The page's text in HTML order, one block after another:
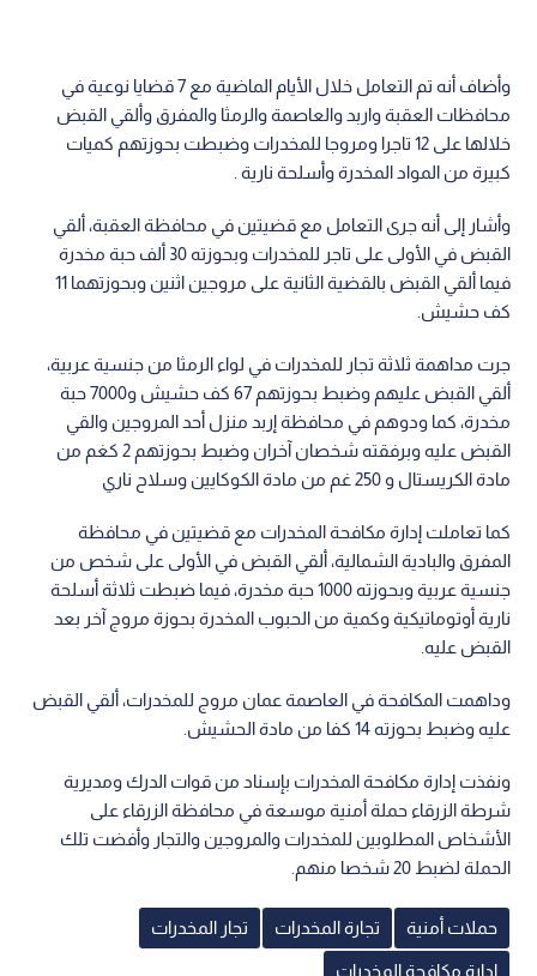
وأضاف أنه تم التعامل خلال الأيام الماضية مع 7 قضايا نوعية في
محافظات العقبة واربد والعاصمة والرمثا والمفرق وألقي القبض
خلالها على 12 تاجرا ومروجا للمخدرات وضبطت بحوزتهم كميات
كبيرة من المواد المخدرة وأسلحة نارية .
وأشار إلى أنه جرى التعامل مع قضيتين في محافظة العقبة، ألقي
القبض في الأولى على تاجر للمخدرات وبحوزته 30 ألف حبة مخدرة
فيما ألقي القبض بالقضية الثانية على مروجين اثنين وبحوزتهما 11
كف حشيش.
جرت مداهمة ثلاثة تجار للمخدرات في لواء الرمثا من جنسية عربية،
ألقي القبض عليهم وضبط بحوزتهم 67 كف حشيش و7000 حبة
مخدرة، كما ودوهم في محافظة إربد منزل أحد المروجين والقي
القبض عليه وبرفقته شخصان آخران وضبط بحوزتهم 2 كغم من
مادة الكريستال و 250 غم من مادة الكوكايين وسلاح ناري
كما تعاملت إدارة مكافحة المخدرات مع قضيتين في محافظة
المفرق والبادية الشمالية، ألقي القبض في الأولى على شخص من
جنسية عربية وبحوزته 1000 حبة مخدرة، فيما ضبطت ثلاثة أسلحة
نارية أوتوماتيكية وكمية من الحبوب المخدرة بحوزة مروج آخر بعد
القبض عليه.
وداهمت المكافحة في العاصمة عمان مروج للمخدرات، ألقي القبض
عليه وضبط بحوزته 14 كفا من مادة الحشيش.
ونفذت إدارة مكافحة المخدرات بإسناد من قوات الدرك ومديرية
شرطة الزرقاء حملة أمنية موسعة في محافظة الزرقاء على
الأشخاص المطلوبين للمخدرات والمروجين والتجار وأفضت تلك
الحملة لضبط 20 شخصا منهم.
حملات أمنية تجارة المخدرات تجار المخدرات
إدارة مكافحة المخدرات